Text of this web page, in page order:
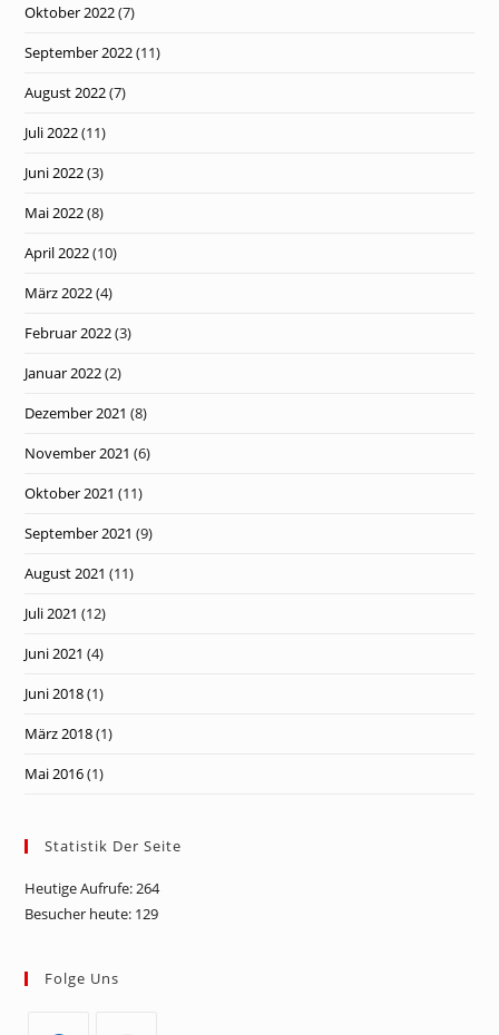
Oktober 2022(7)
September 2022(11)
August 2022(7)
Juli 2022(11)
Juni 2022(3)
Mai 2022(8)
April 2022(10)
März 2022(4)
Februar 2022(3)
Januar 2022(2)
Dezember 2021 (8)
November 2021 (6)
Oktober 2021 (11)
September 2021 (9)
August 2021 (11)
Juli 2021 (12)
Juni 2021 (4)
Juni 2018(1)
März 2018(1)
Mai 2016(1)
Statistik Der Seite
Heutige Aufrufe:264
Besucher heute: 129
Folge Uns